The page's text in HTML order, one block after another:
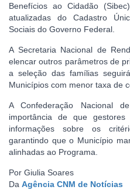
Benefícios ao Cidadão
atualizadas do Cadastro
Sociais do Governo Federal.
A Secretaria Nacional de
elencar outros parâmetros de
a seleção das famílias
Municípios com menor taxa de
A Confederação Nacional
importância de que
informações sobre os
garantindo que o Município
alinhadas ao Programa.
Por Giulia Soares
Da Agência CNM de Notícias